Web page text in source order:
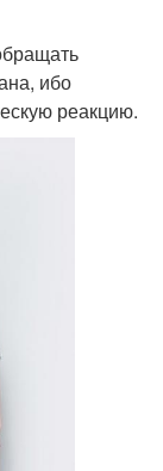
ибо
реакцию.